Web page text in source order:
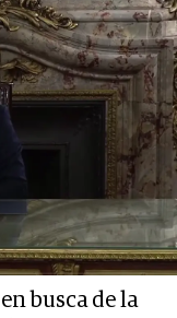
busca de la